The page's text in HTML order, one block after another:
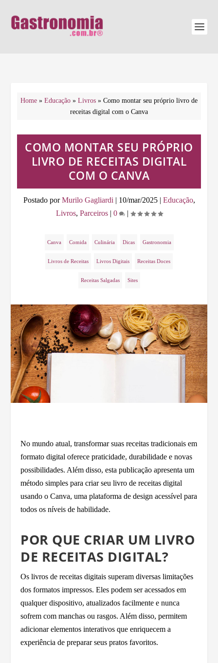
Home » Educação » Livros » Como montar seu próprio livro de
receitas digital com o Canva
COMO MONTAR SEU PRÓPRIO
LIVRO DE RECEITAS DIGITAL
COM O CANVA
Postado porMurilo Gagliardi | 10/mar/2025| Educação,
Livros, Parceiros| 0 |
Canva Comida Culinária Dicas Gastronomia
Livros de Receitas Livros Digitais Receitas Doces
Receitas Salgadas Sites
No mundo atual, transformar suas receitas tradicionais em
formato digital oferece praticidade, durabilidade e novas
possibilidades. Além disso, esta publicação apresenta um
método simples para criar seu livro de receitas digital
usando o Canva, uma plataforma de design acessível para
todos os níveis de habilidade.
POR QUE CRIAR UM LIVRO
DE RECEITAS DIGITAL?
Os livros de receitas digitais superam diversas limitações
dos formatos impressos. Eles podem ser acessados em
qualquer dispositivo, atualizados facilmente e nunca
sofrem com manchas ou rasgos. Além disso, permitem
adicionar elementos interativos que enriquecem a
experiência de preparar seus pratos favoritos.